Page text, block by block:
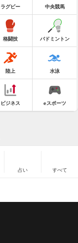
ラグビー 中央競馬
格闘技 バドミントン
陸上 水泳
ビジネス eスポーツ
占い すべて